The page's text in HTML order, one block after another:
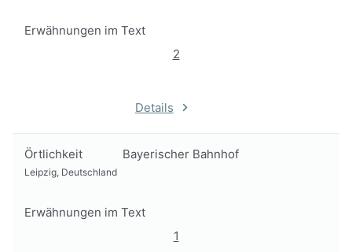
Erwähnungen im Text
2
Details
Örtlichkeit Bayerischer Bahnhof
Leipzig, Deutschland
Erwähnungen im Text
1